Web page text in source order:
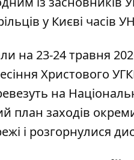
у Києві часів
на 23-24 травня
Христового
на
план заходів
і розгорнулися